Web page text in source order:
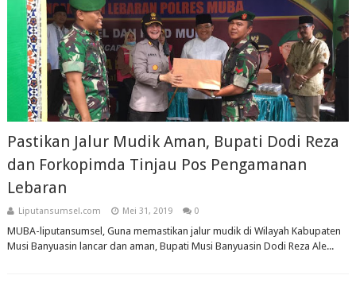
Pastikan Jalur Mudik Aman, Bupati Dodi Reza
dan Forkopimda Tinjau Pos Pengamanan
Lebaran
Liputansumsel.com Mei 31, 2019 0
MUBA-liputansumsel, Guna memastikan jalur mudik di Wilayah Kabupaten
Musi Banyuasin lancar dan aman, Bupati Musi Banyuasin Dodi Reza Ale...